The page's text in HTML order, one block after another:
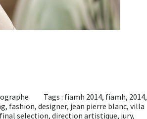
Tags : fiamh 2014, fiamh, 2014,
, fashion, designer, jean pierre blanc, villa
final selection, direction artistique, jury,